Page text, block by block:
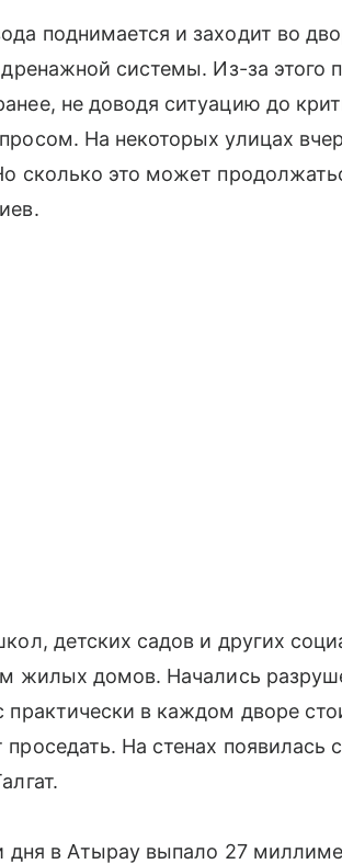
поднимается и заходит во
системы. Из-за этого
не доводя ситуацию до
На некоторых улицах
сколько это может
детских садов и других
жилых домов. Начались
в каждом дворе
На стенах появилась
дня в Атырау выпало 27